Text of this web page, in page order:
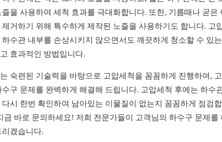
즐을 사용하여 세척 효과를 극대화합니다. 또한, 기름때나 굳은
제거하기 위해 특수하게 제작된 노즐을 사용하기도 합니다. 고
하수관 내부를 손상시키지 않으면서도 깨끗하게 청소할 수 있
효과적인 방법입니다.
숙련된 기술력을 바탕으로 고압세척을 꼼꼼하게 진행하여,
수구 문제를 완벽하게 해결해 드립니다. 고압세척 후에는 하수
다시 한번 확인하여 남아있는 이물질이 없는지 꼼꼼하게 점검
금 바로 문의하세요! 저희 전문가들이 고객님의 하수구 문제를
리겠습니다.